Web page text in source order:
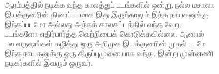
ஆரம்பத்தில் நடிக்க வந்த காலத்துப் படங்களில் ஒன்று. நல்ல மசாலா
இயக்குனரின் திரைப்படமாக இது இருந்தாலும் இந்த நாயகனுக்கு
இந்தப்படமோ அல்லது அந்தக் காலகட்டத்தில் வந்த வேறு
படங்களோ எதிர்பார்த்த வெற்றியைக் கொடுக்கவில்லை. ஆனால்
பல வருஷங்கள் கழித்து ஒரு அறிமுக இயக்குனரின் முதல் படமே
இந்த நாயகனுக்கு ஒரு திருப்புமுனையாக வந்து, இன்று முன்னணி
நடிகர்களில் இவரும் ஒருவர்.